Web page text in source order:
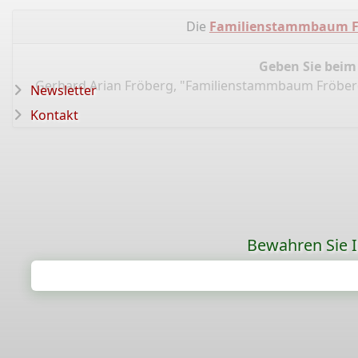
Die Familienstammbaum
Geben Sie
Gerhard Arian Fröberg, "Familienstammbaum
Newsletter
Kontakt
Bewahren Sie